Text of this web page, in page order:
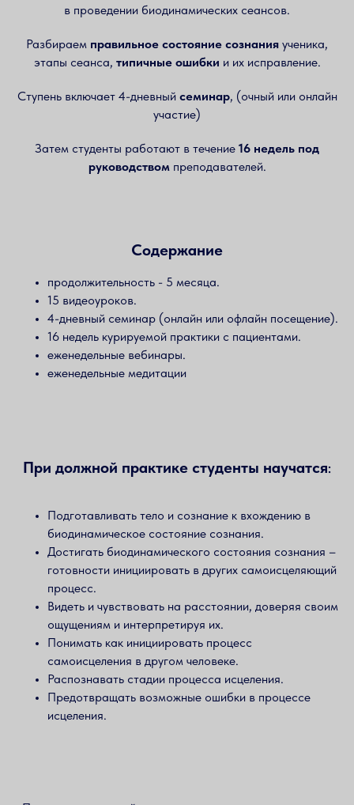
в проведении биодинамических сеансов.
Разбираем правильное состояние сознания ученика,
этапы сеанса, типичные ошибки и их исправление.
Ступень включает 4-дневный семинар, (очный или онлайн
участие)
Затем студенты работают в течение 16 недель под
руководствомпреподавателей.
Содержание
продолжительность - 5 месяца.
15 видеоуроков.
4-дневный семинар (онлайн или офлайн посещение).
16 недель курируемой практики с пациентами.
еженедельные вебинары.
еженедельные медитации
При должной практике студенты научатся:
Подготавливать тело и сознание к вхождению в
биодинамическое состояние сознания.
Достигать биодинамического состояния сознания –
готовности инициировать в других самоисцеляющий
процесс.
Видеть и чувствовать на расстоянии, доверяя своим
ощущениям и интерпретируя их.
Понимать как инициировать процесс
самоисцеления в другом человеке.
Распознавать стадии процесса исцеления.
Предотвращать возможные ошибки в процессе
исцеления.